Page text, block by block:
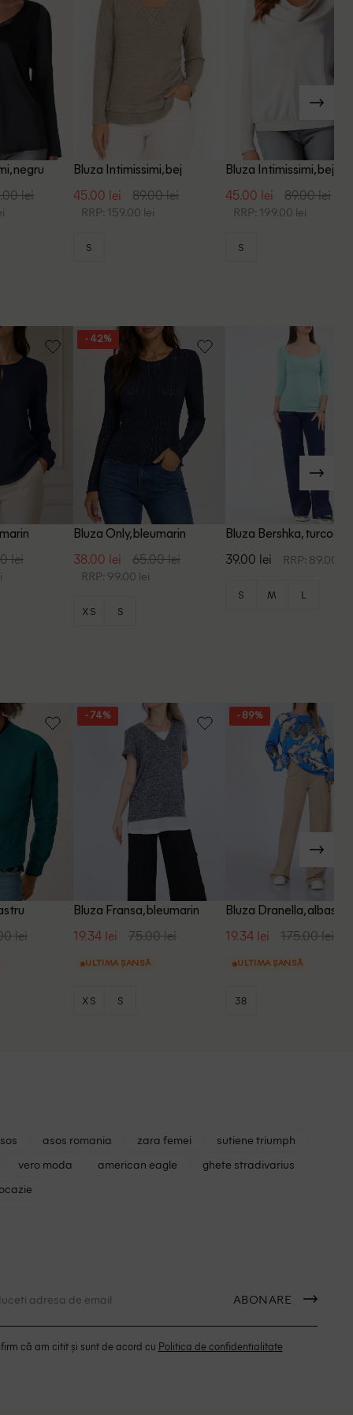
negru
lei
Bluza Intimissimi, bej
45.00 lei 89.00 lei
RRP: 159.00 lei
S
Bluza Intimissimi, bej
45.00 lei 89.00 lei
RRP: 199.00 lei
S
lei
- 42%
Bluza Only, bleumarin
38.00 lei 65.00 lei
RRP: 99.00 lei
XS S
Bluza Bershka, turcoaz
39.00 lei RRP: 89.00 lei
S M L
lei
- 74%
Bluza Fransa, bleumarin
19.34 lei 75.00 lei
ULTIMA ȘANSĂ
XS S
- 89%
Bluza Dranella,
19.34 lei 175.00 lei
ULTIMA ȘANSĂ
38
asos romania zara femei
sutiene triumph
vero moda american eagle
ghete stradivarius
ABONARE
că am citit și sunt de acord cu Politica de confidentialitate